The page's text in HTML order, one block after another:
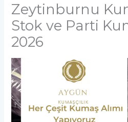
Zeytinburnu
Stok ve Parti
2026